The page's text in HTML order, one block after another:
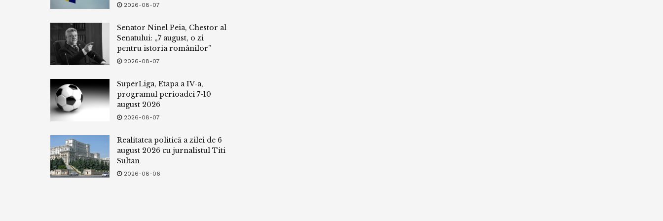
2026-08-07
Senator Ninel Peia, Chestor al
Senatului: „7 august, o zi
pentru istoria românilor”
2026-08-07
SuperLiga, Etapa a IV-a,
programul perioadei 7-10
august 2026
2026-08-07
Realitatea politică a zilei de 6
august 2026 cu jurnalistul Titi
Sultan
2026-08-06